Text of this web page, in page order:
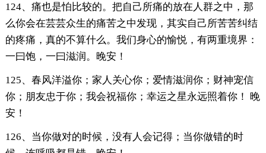
124、痛也是怕比较的。把自己所痛的放在人群之中，那
么你会在芸芸众生的痛苦之中发现，其实自己所苦苦纠结
的疼痛，真的不算什么。我们身心的愉悦，有两重境界：
一曰饱，一曰滋润。晚安！
125、春风洋溢你；家人关心你；爱情滋润你；财神宠信
你；朋友忠于你；我会祝福你；幸运之星永远照着你！ 晚
安！
126、当你做对的时候，没有人会记得；当你做错的时